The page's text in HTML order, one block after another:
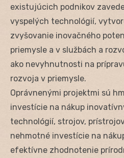
existujúcich podnikov
vyspelých technológií,
zvyšovanie inovačného
priemysle a v službách a
ako nevyhnutnosti na
rozvoja v priemysle.
Oprávnenými projektmi sú
investície na nákup
technológií, strojov,
nehmotné investície na
efektívne zhodnotenie